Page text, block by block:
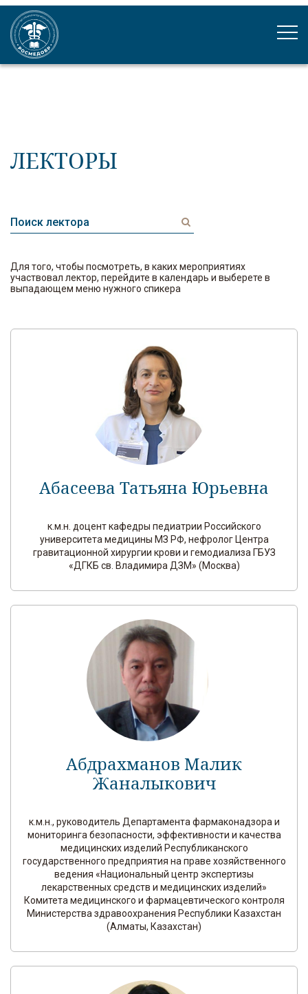
ЛЕКТОРЫ
Для того, чтобы посмотреть, в каких мероприятиях
участвовал лектор, перейдите в календарь и выберете в
выпадающем меню нужного спикера
Абасеева Татьяна Юрьевна
к.м.н. доцент кафедры педиатрии Российского
университета медицины МЗ РФ, нефролог Центра
гравитационной хирургии крови и гемодиализа ГБУЗ
«ДГКБ св. Владимира ДЗМ» (Москва)
Абдрахманов Малик
Жаналыкович
к.м.н., руководитель Департамента фармаконадзора и
мониторинга безопасности, эффективности и качества
медицинских изделий Республиканского
государственного предприятия на праве хозяйственного
ведения «Национальный центр экспертизы
лекарственных средств и медицинских изделий»
Комитета медицинского и фармацевтического контроля
Министерства здравоохранения Республики Казахстан
(Алматы, Казахстан)